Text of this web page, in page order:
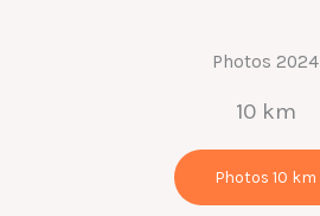
Photos 2024
10 km
Photos 10 km